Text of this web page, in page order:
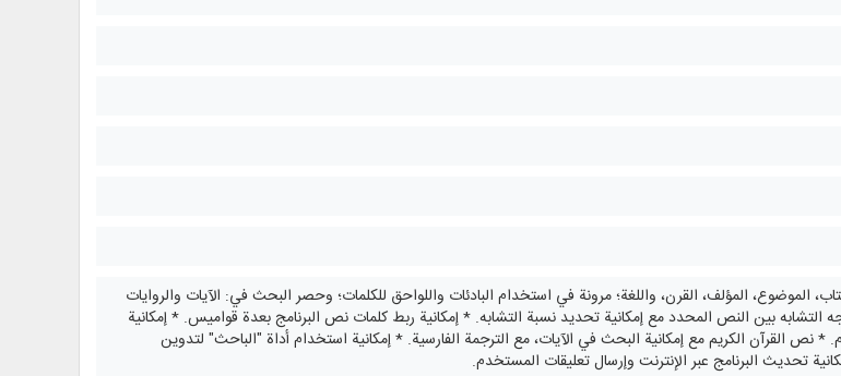
الموضوع، المؤلف، القرن، واللغة؛ مرونة في استخدام البادئات واللواحق للكلمات؛ وحصر البحث في: الآيات والروايات
التشابه بين النص المحدد مع إمكانية تحديد نسبة التشابه. * إمكانية ربط كلمات نص البرنامج بعدة قواميس. * إمكانية
القرآن الكريم مع إمكانية البحث في الآيات، مع الترجمة الفارسية. * إمكانية استخدام أداة "الباحث" لتدوين
تحديث البرنامج عبر الإنترنت وإرسال تعليقات المستخدم.